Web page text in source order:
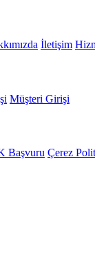
İletişim
Müşteri Girişi
Başvuru Çerez